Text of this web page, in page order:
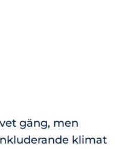
gäng, men
klimat